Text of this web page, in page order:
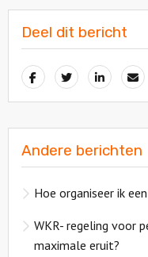
Deel dit bericht
Andere berichten
Hoe organiseer ik
WKR- regeling voor
maximale eruit?